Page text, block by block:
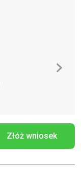
Złóż wniosek